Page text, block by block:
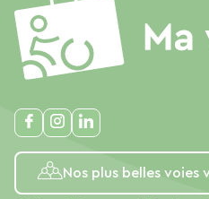
Nos plus belles voies